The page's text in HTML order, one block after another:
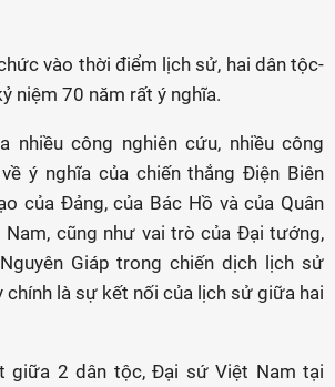
vào thời điểm lịch sử, hai dân tộc-
niệm 70 năm rất ý nghĩa.
nhiều công nghiên cứu, nhiều công
ý nghĩa của chiến thắng Điện Biên
của Đảng, của Bác Hồ và của Quân
Nam, cũng như vai trò của Đại tướng,
Giáp trong chiến dịch lịch sử
chính là sự kết nối của lịch sử giữa hai
giữa 2 dân tộc, Đại sứ Việt Nam tại